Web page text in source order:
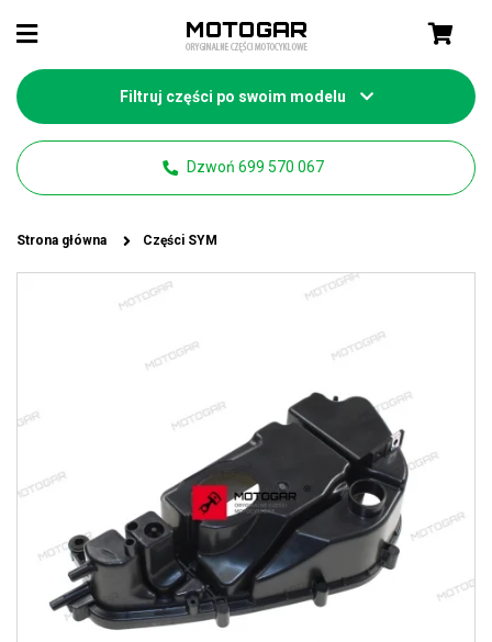
Filtruj części po swoim modelu
Dzwoń 699 570 067
Strona główna Części SYM